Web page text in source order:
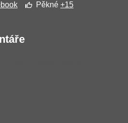
Pěkné +15